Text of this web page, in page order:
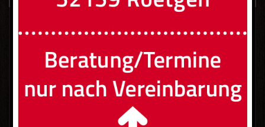
Kachelofen- und Kaminbau Gesellschaft mbH
Am Vennstein 4 (Gewerbegebiet), 52159 Roetgen
Tel.: +49 (0) 170 - 22 59 679